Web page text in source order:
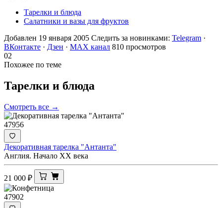
Тарелки и блюда
Салатники и вазы для фруктов
Добавлен 19 января 2005 Следить за новинками: Telegram ·
ВКонтакте · Дзен · MAX канал 810 просмотров
02
Похожее по теме
Тарелки и блюда
Смотреть все →
47956
Декоративная тарелка "Антанта"
Англия. Начало ХХ века
21 000 ₽
47902